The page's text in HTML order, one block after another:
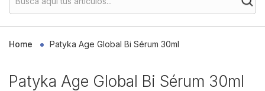
Home Patyka Age Global Bi Sérum 30ml
Patyka Age Global Bi Sérum 30ml